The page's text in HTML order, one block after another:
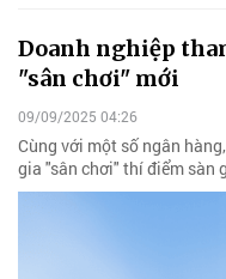
Doanh nghiệp
"sân chơi" mới
09/09/2025 04:26
Cùng với một số ngân
gia "sân chơi" thí điểm sàn